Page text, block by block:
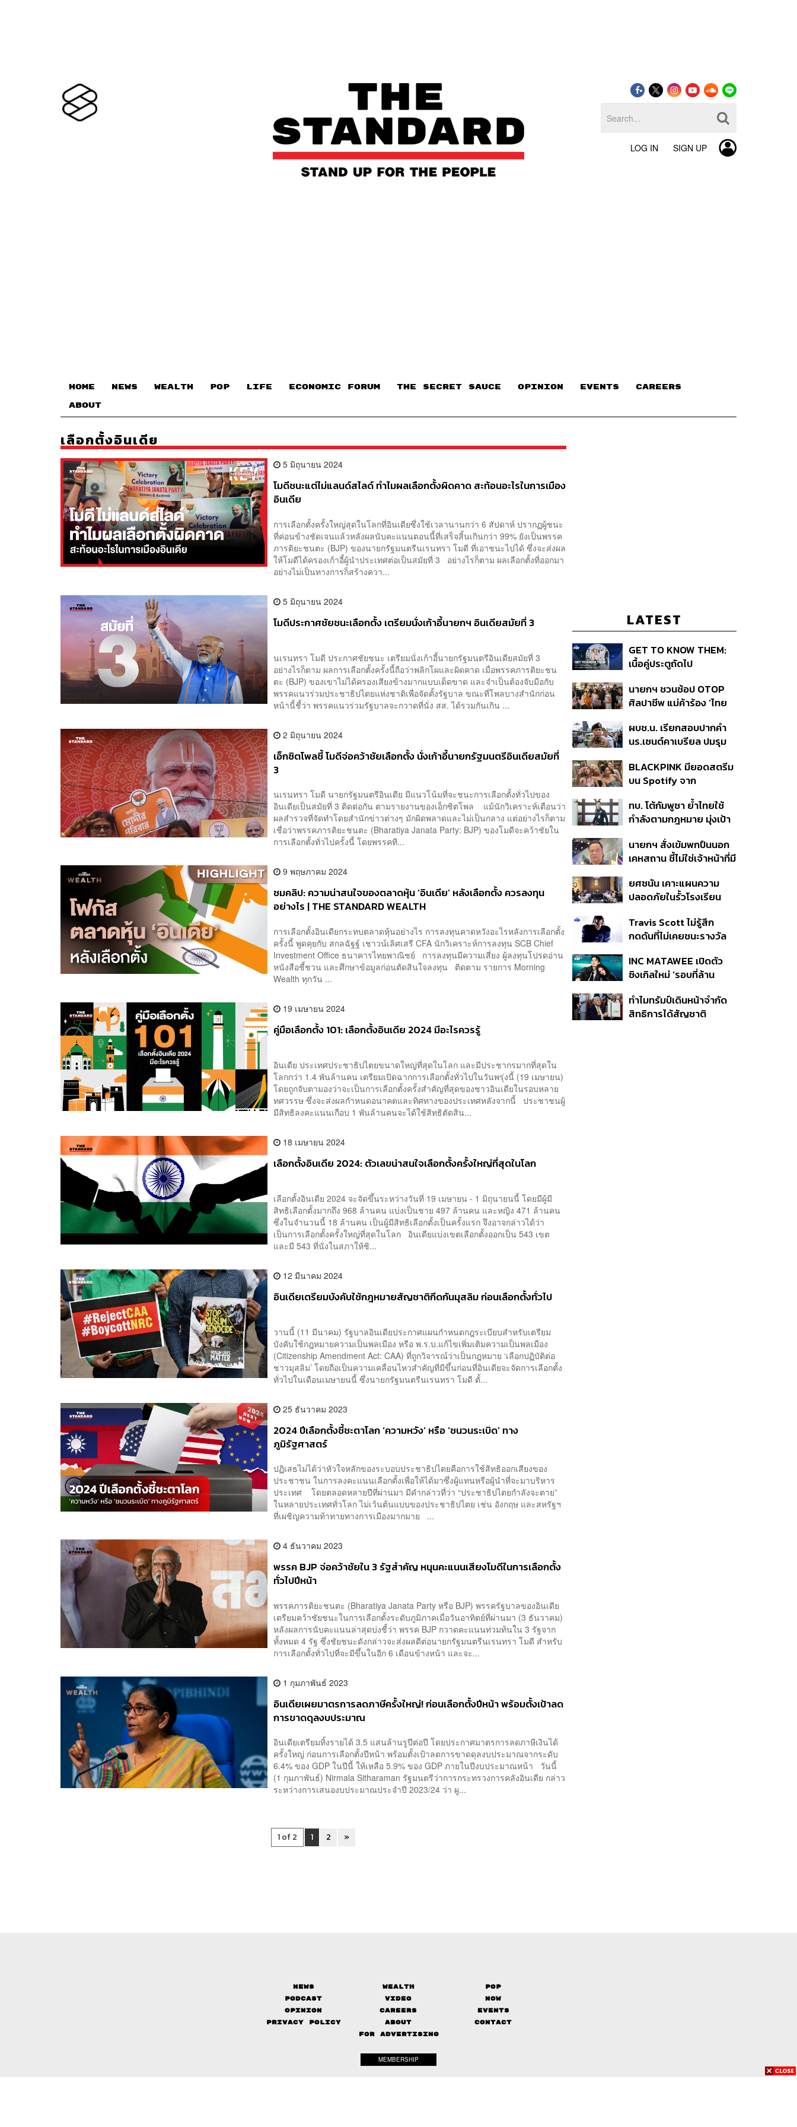
LOG IN SIGN UP
HOME NEWS WEALTH POP LIFE ECONOMIC FORUM THE SECRET SAUCE​ OPINION EVENTS CAREERS
ABOUT
เลือกตั้งอินเดีย
5 มิถุนายน 2024
โมดีชนะแต่ไม่แลนด์สไลด์ ทำไมผลเลือกตั้งผิดคาด สะท้อนอะไรในการเมือง
อินเดีย
การเลือกตั้งครั้งใหญ่สุดในโลกที่อินเดียซึ่งใช้เวลานานกว่า 6 สัปดาห์ ปรากฏผู้ชนะ
ที่ค่อนข้างชัดเจนแล้วหลังผลนับคะแนนตอนนี้ที่เสร็จสิ้นเกินกว่า 99% ยังเป็นพรรค
ภารติยะชนตะ (BJP) ของนายกรัฐมนตรีนเรนทรา โมดี ที่เอาชนะไปได้ ซึ่งจะส่งผล
ให้โมดีได้ครองเก้าอี้ผู้นำประเทศต่อเป็นสมัยที่ 3 อย่างไรก็ตาม ผลเลือกตั้งที่ออกมา
อย่างไม่เป็นทางการก็สร้างควา...
5 มิถุนายน 2024
โมดีประกาศชัยชนะเลือกตั้ง เตรียมนั่งเก้าอี้นายกฯ อินเดียสมัยที่ 3
นเรนทรา โมดี ประกาศชัยชนะ เตรียมนั่งเก้าอี้นายกรัฐมนตรีอินเดียสมัยที่ 3
อย่างไรก็ตาม ผลการเลือกตั้งครั้งนี้ถือว่าพลิกโผและผิดคาด เมื่อพรรคภารติยะชน
ตะ (BJP) ของเขาไม่ได้ครองเสียงข้างมากแบบเด็ดขาด และจำเป็นต้องจับมือกับ
พรรคแนวร่วมประชาธิปไตยแห่งชาติเพื่อจัดตั้งรัฐบาล ขณะที่โพลบางสำนักก่อน
หน้านี้ชี้ว่า พรรคแนวร่วมรัฐบาลจะกวาดที่นั่ง สส. ได้รวมกันเกิน ...
2 มิถุนายน 2024
เอ็กซิตโพลชี้ โมดีจ่อคว้าชัยเลือกตั้ง นั่งเก้าอี้นายกรัฐมนตรีอินเดียสมัยที่
3
นเรนทรา โมดี นายกรัฐมนตรีอินเดีย มีแนวโน้มที่จะชนะการเลือกตั้งทั่วไปของ
อินเดียเป็นสมัยที่ 3 ติดต่อกัน ตามรายงานของเอ็กซิตโพล แม้นักวิเคราะห์เตือนว่า
ผลสำรวจที่จัดทำโดยสำนักข่าวต่างๆ มักผิดพลาดและไม่เป็นกลาง แต่อย่างไรก็ตาม
เชื่อว่าพรรคภารติยะชนตะ (Bharatiya Janata Party: BJP) ของโมดีจะคว้าชัยใน
การเลือกตั้งทั่วไปครั้งนี้ โดยพรรคที...
9 พฤษภาคม 2024
ชมคลิป: ความน่าสนใจของตลาดหุ้น ‘อินเดีย’ หลังเลือกตั้ง ควรลงทุน
อย่างไร | THE STANDARD WEALTH
การเลือกตั้งอินเดียกระทบตลาดหุ้นอย่างไร การลงทุนคาดหวังอะไรหลังการเลือกตั้ง
ครั้งนี้ พูดคุยกับ สกลฉัฐฐ์ เชาวน์เลิศเสรี CFA นักวิเคราะห์การลงทุน SCB Chief
Investment Office ธนาคารไทยพาณิชย์ การลงทุนมีความเสี่ยง ผู้ลงทุนโปรดอ่าน
หนังสือชี้ชวน และศึกษาข้อมูลก่อนตัดสินใจลงทุน ติดตาม รายการ Morning
Wealth ทุกวัน ...
19 เมษายน 2024
คู่มือเลือกตั้ง 101: เลือกตั้งอินเดีย 2024 มีอะไรควรรู้
อินเดีย ประเทศประชาธิปไตยขนาดใหญ่ที่สุดในโลก และมีประชากรมากที่สุดใน
โลกกว่า 1.4 พันล้านคน เตรียมเปิดฉากการเลือกตั้งทั่วไปในวันพรุ่งนี้ (19 เมษายน)
โดยถูกจับตามองว่าจะเป็นการเลือกตั้งครั้งสำคัญที่สุดของชาวอินเดียในรอบหลาย
ทศวรรษ ซึ่งจะส่งผลกำหนดอนาคตและทิศทางของประเทศหลังจากนี้ ประชาชนผู้
มีสิทธิลงคะแนนเกือบ 1 พันล้านคนจะได้ใช้สิทธิตัดสิน...
18 เมษายน 2024
เลือกตั้งอินเดีย 2024: ตัวเลขน่าสนใจเลือกตั้งครั้งใหญ่ที่สุดในโลก
เลือกตั้งอินเดีย 2024 จะจัดขึ้นระหว่างวันที่ 19 เมษายน - 1 มิถุนายนนี้ โดยมีผู้มี
สิทธิเลือกตั้งมากถึง 968 ล้านคน แบ่งเป็นชาย 497 ล้านคน และหญิง 471 ล้านคน
ซึ่งในจำนวนนี้ 18 ล้านคน เป็นผู้มีสิทธิเลือกตั้งเป็นครั้งแรก จึงอาจกล่าวได้ว่า
เป็นการเลือกตั้งครั้งใหญ่ที่สุดในโลก อินเดียแบ่งเขตเลือกตั้งออกเป็น 543 เขต
และมี 543 ที่นั่งในสภาให้ชิ...
12 มีนาคม 2024
อินเดียเตรียมบังคับใช้กฎหมายสัญชาติกีดกันมุสลิม ก่อนเลือกตั้งทั่วไป
วานนี้ (11 มีนาคม) รัฐบาลอินเดียประกาศแผนกำหนดกฎระเบียบสำหรับเตรียม
บังคับใช้กฎหมายความเป็นพลเมือง หรือ พ.ร.บ.แก้ไขเพิ่มเติมความเป็นพลเมือง
(Citizenship Amendment Act: CAA) ที่ถูกวิจารณ์ว่าเป็นกฎหมาย ‘เลือกปฏิบัติต่อ
ชาวมุสลิม’ โดยถือเป็นความเคลื่อนไหวสำคัญที่มีขึ้นก่อนที่อินเดียจะจัดการเลือกตั้ง
ทั่วไปในเดือนเมษายนนี้ ซึ่งนายกรัฐมนตรีนเรนทรา โมดี ตั้...
25 ธันวาคม 2023
2024 ปีเลือกตั้งชี้ชะตาโลก ‘ความหวัง’ หรือ ‘ชนวนระเบิด’ ทาง
ภูมิรัฐศาสตร์
ปฏิเสธไม่ได้ว่าหัวใจหลักของระบอบประชาธิปไตยคือการใช้สิทธิออกเสียงของ
ประชาชน ในการลงคะแนนเลือกตั้งเพื่อให้ได้มาซึ่งผู้แทนหรือผู้นำที่จะมาบริหาร
ประเทศ โดยตลอดหลายปีที่ผ่านมา มีคำกล่าวที่ว่า “ประชาธิปไตยกำลังจะตาย”
ในหลายประเทศทั่วโลก ไม่เว้นต้นแบบของประชาธิปไตย เช่น อังกฤษ และสหรัฐฯ
ที่เผชิญความท้าทายทางการเมืองมากมาย ...
4 ธันวาคม 2023
พรรค BJP จ่อคว้าชัยใน 3 รัฐสำคัญ หนุนคะแนนเสียงโมดีในการเลือกตั้ง
ทั่วไปปีหน้า
พรรคภารติยะชนตะ (Bharatiya Janata Party หรือ BJP) พรรครัฐบาลของอินเดีย
เตรียมคว้าชัยชนะในการเลือกตั้งระดับภูมิภาคเมื่อวันอาทิตย์ที่ผ่านมา (3 ธันวาคม)
หลังผลการนับคะแนนล่าสุดบ่งชี้ว่า พรรค BJP กวาดคะแนนท่วมท้นใน 3 รัฐจาก
ทั้งหมด 4 รัฐ ซึ่งชัยชนะดังกล่าวจะส่งผลดีต่อนายกรัฐมนตรีนเรนทรา โมดี สำหรับ
การเลือกตั้งทั่วไปที่จะมีขึ้นในอีก 6 เดือนข้างหน้า และจะ...
1 กุมภาพันธ์ 2023
อินเดียเผยมาตรการลดภาษีครั้งใหญ่! ก่อนเลือกตั้งปีหน้า พร้อมตั้งเป้าลด
การขาดดุลงบประมาณ
อินเดียเตรียมทิ้งรายได้ 3.5 แสนล้านรูปีต่อปี โดยประกาศมาตรการลดภาษีเงินได้
ครั้งใหญ่ ก่อนการเลือกตั้งปีหน้า พร้อมตั้งเป้าลดการขาดดุลงบประมาณจากระดับ
6.4% ของ GDP ในปีนี้ ให้เหลือ 5.9% ของ GDP ภายในปีงบประมาณหน้า วันนี้
(1 กุมภาพันธ์) Nirmala Sitharaman รัฐมนตรีว่าการกระทรวงการคลังอินเดีย กล่าว
ระหว่างการเสนองบประมาณประจำปี 2023/24 ว่า ผู...
1 of 2 1 2 »
LATEST
GET TO KNOW THEM:
เนื้อคู่ประตูถัดไป
นายกฯ ชวนช้อป OTOP
ศิลปาชีพ แม่ค้าร้อง ‘ไทย
ถามมีต่อไหม นายกฯ ตอบ
‘เดี๋ยวจะพยายาม’
ผบช.น. เรียกสอบปากคำ
นร.เซนต์คาเบรียล ปมรุม
ดำเนินคดีแล้ว
BLACKPINK มียอดสตรีม
บน Spotify จาก
ครั้ง ตลอด 10 ปีที่ผ่านมา
ทบ. โต้กัมพูชา ย้ำไทยใช้
กำลังตามกฎหมาย มุ่งเป้า
หายไทยไม่อาจลบด้วย
ข้อมูลบิดเบือน
นายกฯ สั่งเข้มพกปืนนอก
เคหสถาน ชี้ไม่ใช่เจ้าหน้าที่มี
ก่อเหตุ เจ้าของร่วมรับผิด
ยศชนัน เคาะแผนความ
ปลอดภัยในรั้วโรงเรียน
ดูแล-คุมเข้มคัดกรองสิ่ง
ผิดกฎหมาย
Travis Scott ไม่รู้สึก
กดดันที่ไม่เคยชนะรางวัล
แล้ว 10 ครั้ง
INC MATAWEE เปิดตัว
ซิงเกิลใหม่ ‘รอบที่ล้าน
มาแสดงในมิวสิกวิดีโอ
ทำไมทรัมป์เดินหน้าจำกัด
สิทธิการได้สัญชาติ
News Wealth
Pop
Podcast
Video
Now
Opinion
Careers
Events
Privacy Policy
About
Contact
FOR ADVERTISING
MEMBERSHIP